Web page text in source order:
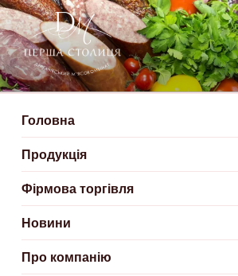
ДЕРГАЧІВСЬКИЙ
– ПЕРША СТОЛИЦЯ
Створюємо смачні м'ясні продукти
Головна
Продукція
Фірмова торгівля
Новини
Про компанію